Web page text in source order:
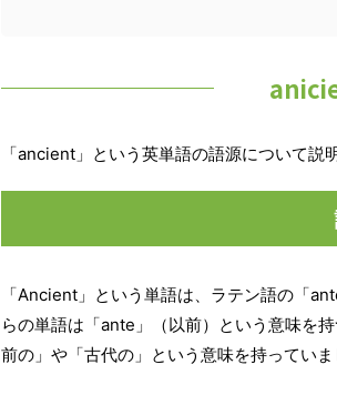
「ancient」という英単語の語源について説
「Ancient」という単語は、ラテン語の「
らの単語は「ante」（以前）という意味を
前の」や「古代の」という意味を持っていま